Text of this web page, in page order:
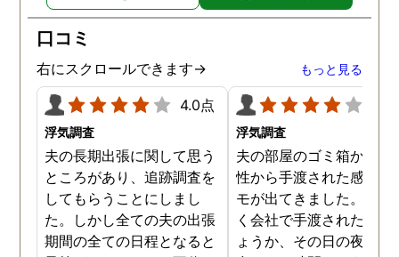
口コミ
右にスクロールできます→ もっと見る
4.0点
浮気調査
夫の長期出張に関して思う
ところがあり、追跡調査を
してもらうことにしまし
た。しかし全ての夫の出張
期間の全ての日程となると
浮気調査
夫の部屋のゴミ箱から、
性から手渡された感じの
モが出てきました。おそ
く会社で手渡されたので
ょうか、その日の夜の待